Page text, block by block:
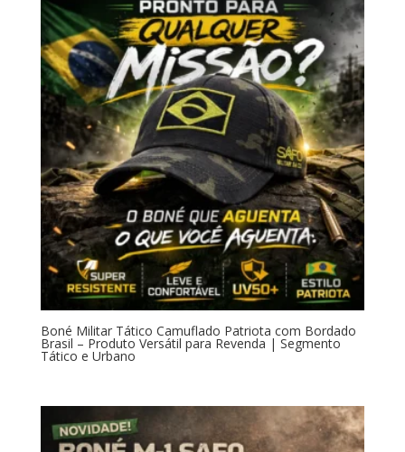
Boné Militar Tático Camuflado Patriota com Bordado
Brasil – Produto Versátil para Revenda | Segmento
Tático e Urbano